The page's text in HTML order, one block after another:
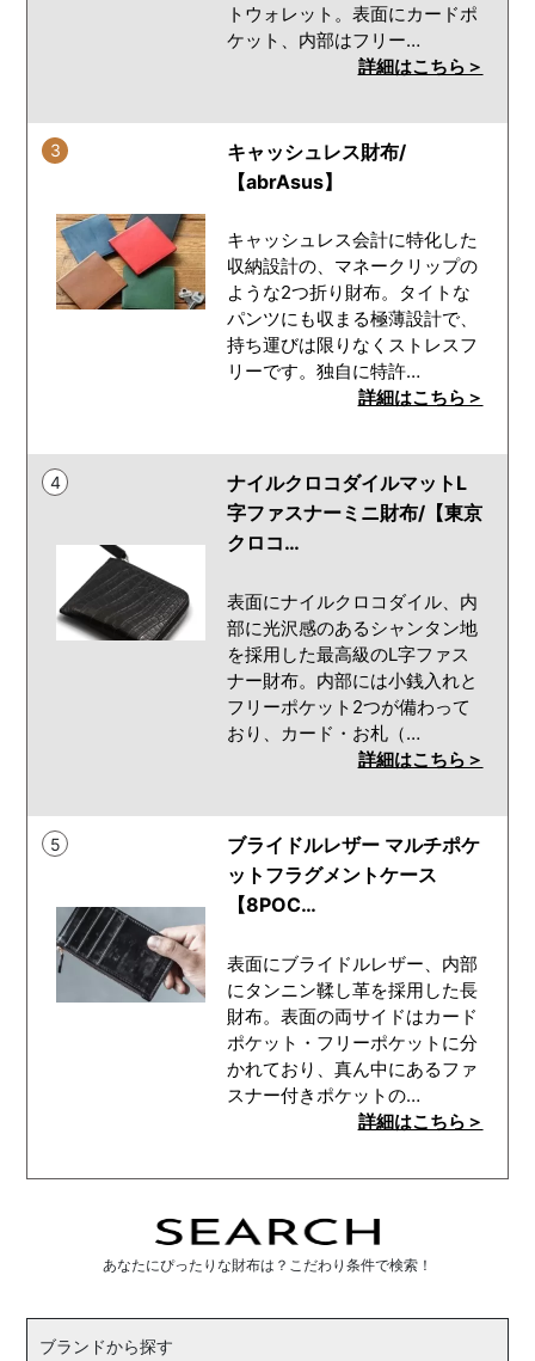
トウォレット。表面にカードポ
ケット、内部はフリー…
詳細はこちら＞
3
キャッシュレス財布/
【abrAsus】
キャッシュレス会計に特化した
収納設計の、マネークリップの
ような2つ折り財布。タイトな
パンツにも収まる極薄設計で、
持ち運びは限りなくストレスフ
リーです。独自に特許…
詳細はこちら＞
4
ナイルクロコダイルマットL
字ファスナーミニ財布/【東京
クロコ…
表面にナイルクロコダイル、内
部に光沢感のあるシャンタン地
を採用した最高級のL字ファス
ナー財布。内部には小銭入れと
フリーポケット2つが備わって
おり、カード・お札（…
詳細はこちら＞
5
ブライドルレザー マルチポケ
ットフラグメントケース
【8POC…
表面にブライドルレザー、内部
にタンニン鞣し革を採用した長
財布。表面の両サイドはカード
ポケット・フリーポケットに分
かれており、真ん中にあるファ
スナー付きポケットの…
詳細はこちら＞
あなたにぴったりな財布は？こだわり条件で検索！
ブランドから探す